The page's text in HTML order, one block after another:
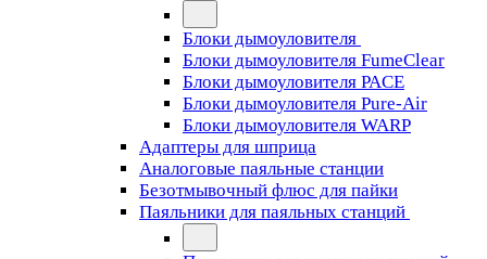
Блоки дымоуловителя
Блоки дымоуловителя FumeClear
Блоки дымоуловителя PACE
Блоки дымоуловителя Pure-Air
Блоки дымоуловителя WARP
Адаптеры для шприца
Аналоговые паяльные станции
Безотмывочный флюс для пайки
Паяльники для паяльных станций